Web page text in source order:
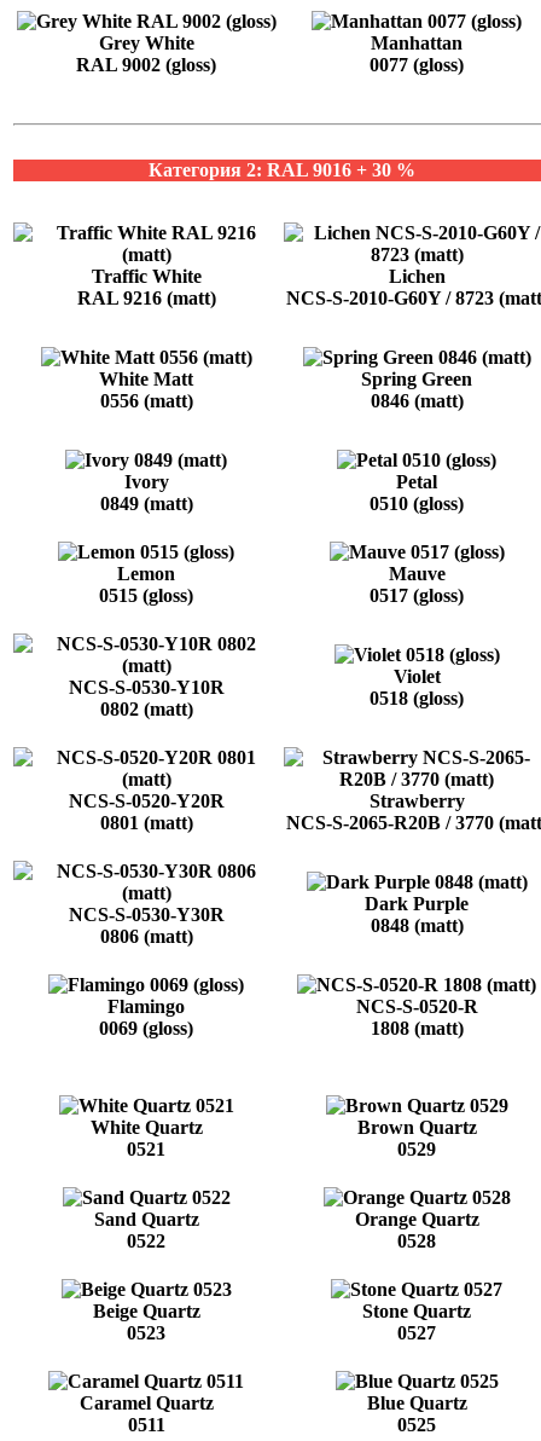
Grey White
RAL 9002 (gloss)
Manhattan
0077 (gloss)
Категория 2: RAL 9016 + 30 %
Traffic White
RAL 9216 (matt)
Lichen
NCS-S-2010-G60Y / 8723
White Matt
0556 (matt)
Spring Green
0846 (matt)
Ivory
0849 (matt)
Petal
0510 (gloss)
Lemon
0515 (gloss)
Mauve
0517 (gloss)
NCS-S-0530-Y10R
0802 (matt)
Violet
0518 (gloss)
NCS-S-0520-Y20R
0801 (matt)
Strawberry
NCS-S-2065-R20B / 3770
NCS-S-0530-Y30R
0806 (matt)
Dark Purple
0848 (matt)
Flamingo
0069 (gloss)
NCS-S-0520-R
1808 (matt)
White Quartz
0521
Brown Quartz
0529
Sand Quartz
0522
Orange Quartz
0528
Beige Quartz
0523
Stone Quartz
0527
Caramel Quartz
0511
Blue Quartz
0525